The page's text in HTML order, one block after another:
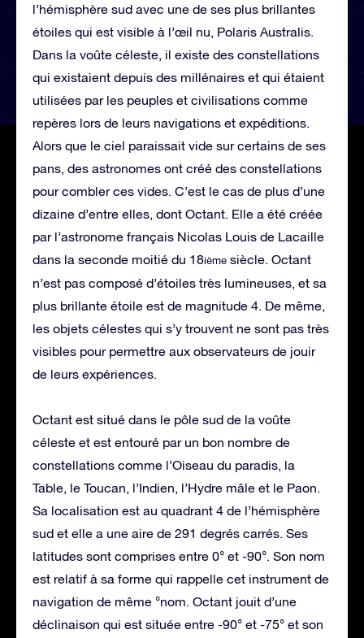
l’hémisphère sud avec une de ses plus brillantes
étoiles qui est visible à l’œil nu, Polaris Australis.
Dans la voûte céleste, il existe des constellations
qui existaient depuis des millénaires et qui étaient
utilisées par les peuples et civilisations comme
repères lors de leurs navigations et expéditions.
Alors que le ciel paraissait vide sur certains de ses
pans, des astronomes ont créé des constellations
pour combler ces vides. C’est le cas de plus d’une
dizaine d’entre elles, dont Octant. Elle a été créée
par l’astronome français Nicolas Louis de Lacaille
dans la seconde moitié du 18ième siècle. Octant
n’est pas composé d’étoiles très lumineuses, et sa
plus brillante étoile est de magnitude 4. De même,
les objets célestes qui s’y trouvent ne sont pas très
visibles pour permettre aux observateurs de jouir
de leurs expériences.
Octant est situé dans le pôle sud de la voûte
céleste et est entouré par un bon nombre de
constellations comme l’Oiseau du paradis, la
Table, le Toucan, l’Indien, l’Hydre mâle et le Paon.
Sa localisation est au quadrant 4 de l’hémisphère
sud et elle a une aire de 291 degrés carrés. Ses
latitudes sont comprises entre 0° et -90°. Son nom
est relatif à sa forme qui rappelle cet instrument de
navigation de même °nom. Octant jouit d’une
déclinaison qui est située entre -90° et -75° et son